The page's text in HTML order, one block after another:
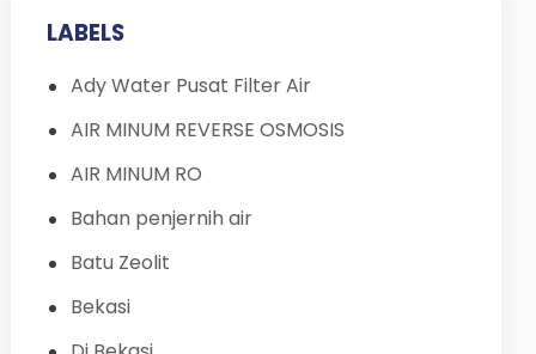
LABELS
Ady Water Pusat Filter Air
AIR MINUM REVERSE OSMOSIS
AIR MINUM RO
Bahan penjernih air
Batu Zeolit
Bekasi